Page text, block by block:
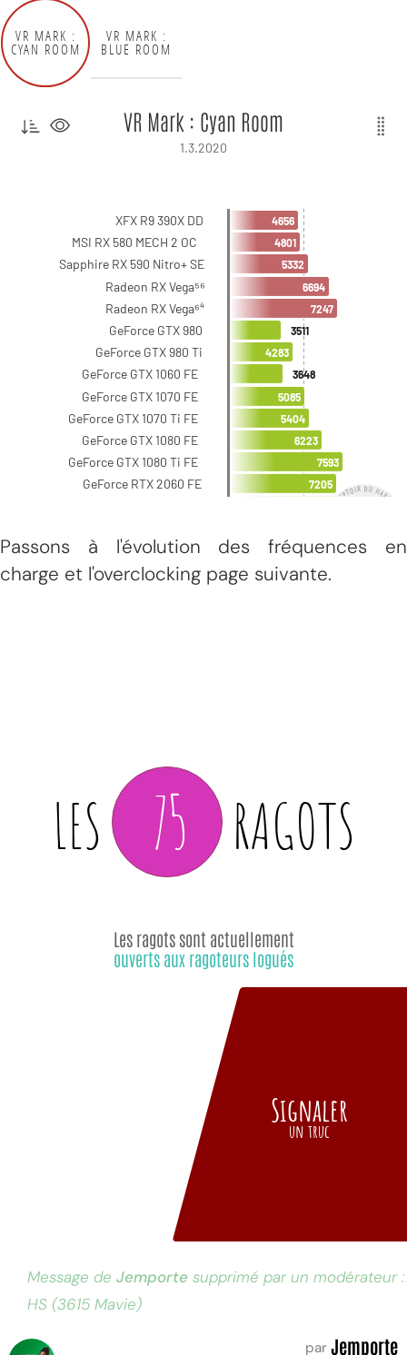
Passons à l'évolution des fréquences en
charge et l'overclocking page suivante.
LES 75 RAGOTS
Les ragots sont actuellement
ouverts aux ragoteurs logués
Signaler
un truc
Message de Jemporte supprimé par un modérateur :
HS (3615 Mavie)
par Jemporte